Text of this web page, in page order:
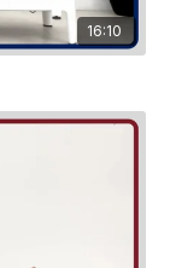
16:10